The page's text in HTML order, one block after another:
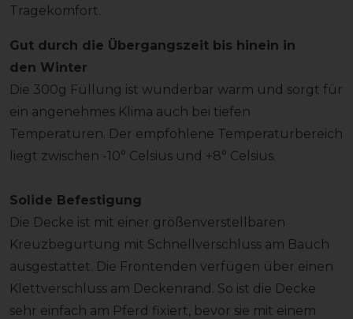
Tragekomfort.
Gut durch die Übergangszeit bis hinein in
den Winter
Die 300g Füllung ist wunderbar warm und sorgt für
ein angenehmes Klima auch bei tiefen
Temperaturen. Der empfohlene Temperaturbereich
liegt zwischen -10° Celsius und +8° Celsius.
Solide Befestigung
Die Decke ist mit einer größenverstellbaren
Kreuzbegurtung mit Schnellverschluss am Bauch
ausgestattet. Die Frontenden verfügen über einen
Klettverschluss am Deckenrand. So ist die Decke
sehr einfach am Pferd fixiert, bevor sie mit einem